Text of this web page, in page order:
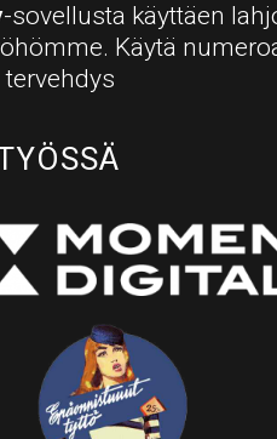
-sovellusta käyttäen
Käytä